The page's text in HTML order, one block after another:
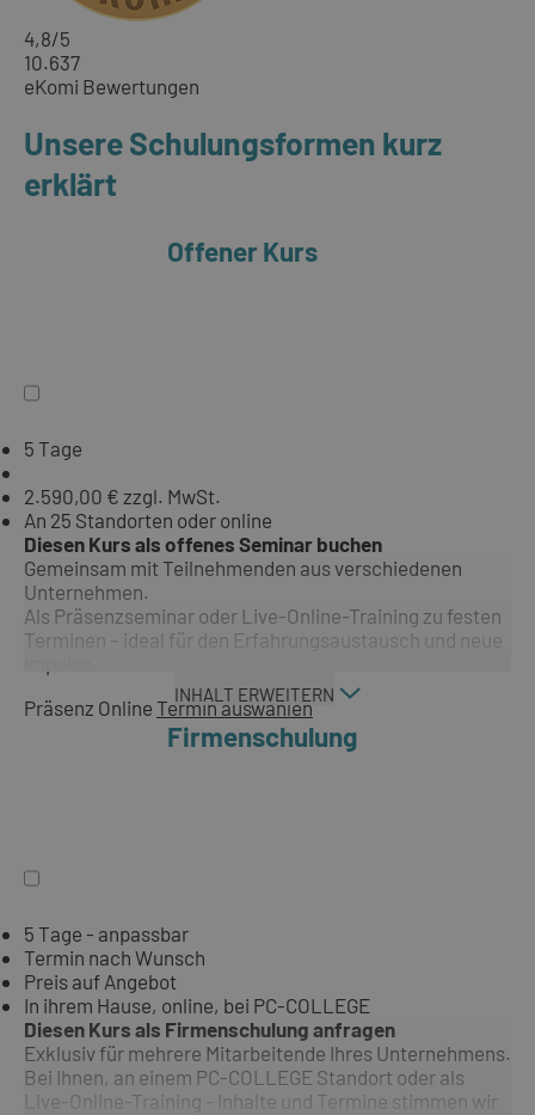
4,8/5
10.637
eKomi Bewertungen
Unsere Schulungsformen kurz
erklärt
Offener Kurs
5 Tage
2.590,00 € zzgl. MwSt.
An 25 Standorten oder online
Diesen Kurs als offenes Seminar buchen
Gemeinsam mit Teilnehmenden aus verschiedenen
Unternehmen.
Als Präsenzseminar oder Live-Online-Training zu festen
Terminen – ideal für den Erfahrungsaustausch und neue
INHALT ERWEITERN
Präsenz Online Termin auswählen
Firmenschulung
5 Tage - anpassbar
Termin nach Wunsch
Preis auf Angebot
In ihrem Hause, online, bei PC-COLLEGE
Diesen Kurs als Firmenschulung anfragen
Exklusiv für mehrere Mitarbeitende Ihres Unternehmens.
Bei Ihnen, an einem PC-COLLEGE Standort oder als
Live-Online-Training - Inhalte und Termine stimmen wir